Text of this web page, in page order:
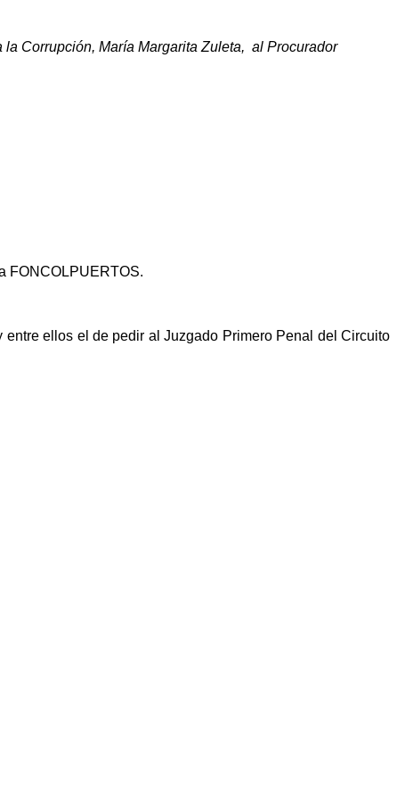
Corrupción, María Margarita Zuleta, al Procurador
FONCOLPUERTOS.
ellos el de pedir al Juzgado Primero Penal del Circuito